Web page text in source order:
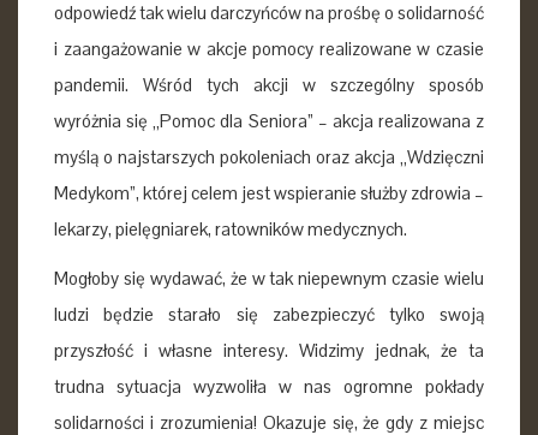
odpowiedź tak wielu darczyńców na prośbę o solidarność
i zaangażowanie w akcje pomocy realizowane w czasie
pandemii. Wśród tych akcji w szczególny sposób
wyróżnia się „Pomoc dla Seniora” – akcja realizowana z
myślą o najstarszych pokoleniach oraz akcja „Wdzięczni
Medykom”, której celem jest wspieranie służby zdrowia –
lekarzy, pielęgniarek, ratowników medycznych.
Mogłoby się wydawać, że w tak niepewnym czasie wielu
ludzi będzie starało się zabezpieczyć tylko swoją
przyszłość i własne interesy. Widzimy jednak, że ta
trudna sytuacja wyzwoliła w nas ogromne pokłady
solidarności i zrozumienia! Okazuje się, że gdy z miejsc